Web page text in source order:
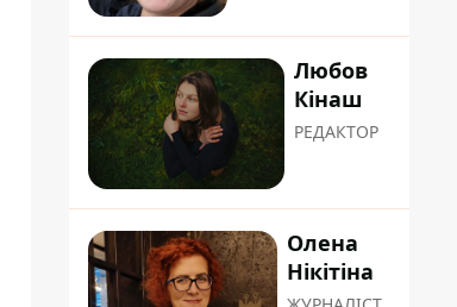
Любов
Кінаш
РЕДАКТОР
Олена
Нікітіна